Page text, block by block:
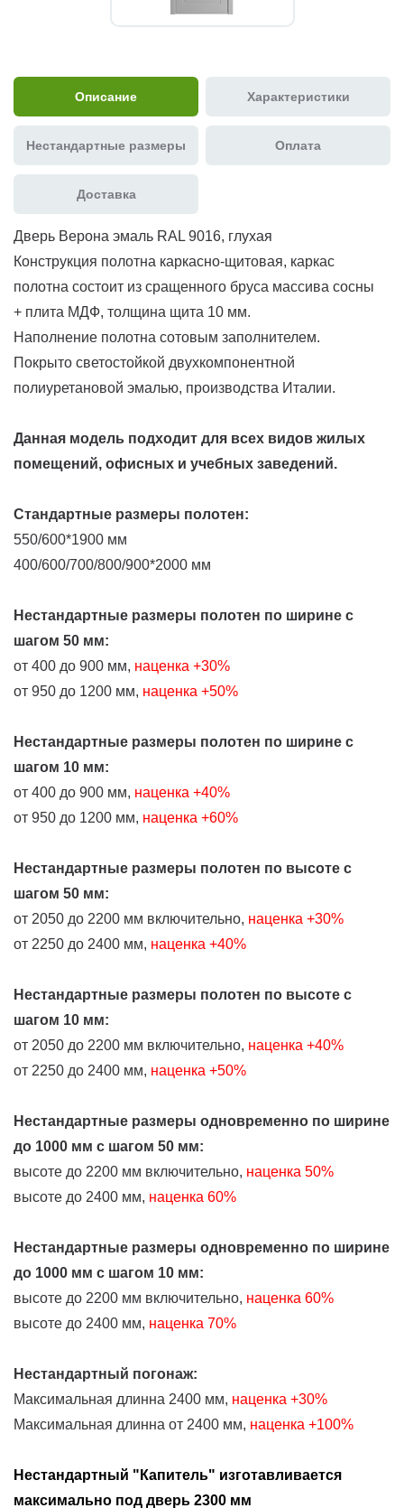
Описание Характеристики
Нестандартные размеры Оплата
Доставка
Дверь Верона эмаль RAL 9016, глухая
Конструкция полотна каркасно-щитовая, каркас
полотна состоит из сращенного бруса массива сосны
+ плита МДФ, толщина щита 10 мм.
Наполнение полотна сотовым заполнителем.
Покрыто светостойкой двухкомпонентной
полиуретановой эмалью, производства Италии.
Данная модель подходит для всех видов жилых
помещений, офисных и учебных заведений.
Стандартные размеры полотен:
550/600*1900 мм
400/600/700/800/900*2000 мм
Нестандартные размеры полотен по ширине с
шагом 50 мм:
от 400 до 900 мм, наценка +30%
от 950 до 1200 мм, наценка +50%
Нестандартные размеры полотен по ширине с
шагом 10 мм:
от 400 до 900 мм, наценка +40%
от 950 до 1200 мм, наценка +60%
Нестандартные размеры полотен по высоте с
шагом 50 мм:
от 2050 до 2200 мм включительно, наценка +30%
от 2250 до 2400 мм, наценка +40%
Нестандартные размеры полотен по высоте с
шагом 10 мм:
от 2050 до 2200 мм включительно, наценка +40%
от 2250 до 2400 мм, наценка +50%
Нестандартные размеры одновременно по ширине
до 1000 мм с шагом 50 мм:
высоте до 2200 мм включительно, наценка 50%
высоте до 2400 мм, наценка 60%
Нестандартные размеры одновременно по ширине
до 1000 мм с шагом 10 мм:
высоте до 2200 мм включительно, наценка 60%
высоте до 2400 мм, наценка 70%
Нестандартный погонаж:
Максимальная длинна 2400 мм, наценка +30%
Максимальная длинна от 2400 мм, наценка +100%
Нестандартный " Капитель" изготавливается
максимально под дверь 2300 мм